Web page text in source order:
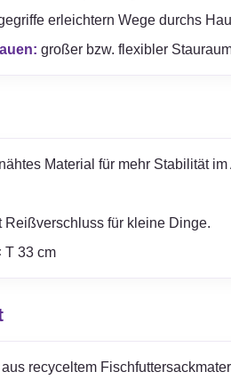
erleichtern Wege durchs
großer bzw. flexibler
Material für mehr Stabilität im
Reißverschluss für kleine Dinge.
T 33 cm
recyceltem